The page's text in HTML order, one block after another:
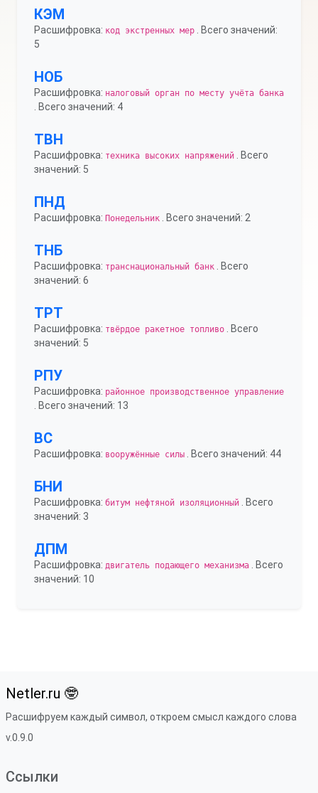
КЭМ
Расшифровка: код экстренных мер . Всего значений:
5
НОБ
Расшифровка: налоговый орган по месту учёта банка
. Всего значений: 4
ТВН
Расшифровка: техника высоких напряжений . Всего
значений: 5
ПНД
Расшифровка: Понедельник . Всего значений: 2
ТНБ
Расшифровка: транснациональный банк . Всего
значений: 6
ТРТ
Расшифровка: твёрдое ракетное топливо . Всего
значений: 5
РПУ
Расшифровка: районное производственное управление
. Всего значений: 13
ВС
Расшифровка: вооружённые силы . Всего значений: 44
БНИ
Расшифровка: битум нефтяной изоляционный . Всего
значений: 3
ДПМ
Расшифровка: двигатель подающего механизма . Всего
значений: 10
Netler.ru 🤓
Расшифруем каждый символ, откроем смысл каждого слова
v.0.9.0
Ссылки